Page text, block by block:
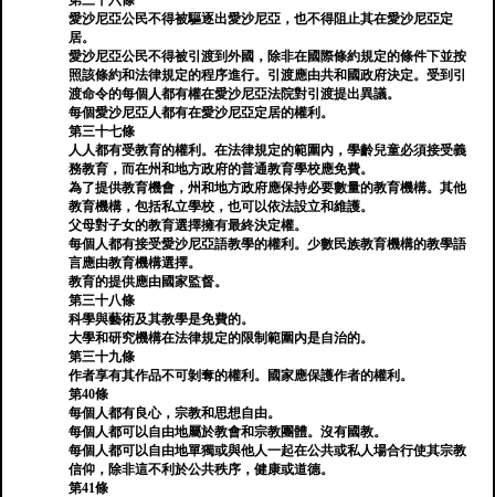
愛沙尼亞公民不得被驅逐出愛沙尼亞，也不得阻止其在愛沙尼亞定
居。
愛沙尼亞公民不得被引渡到外國，除非在國際條約規定的條件下並按
照該條約和法律規定的程序進行。引渡應由共和國政府決定。受到引
渡命令的每個人都有權在愛沙尼亞法院對引渡提出異議。
每個愛沙尼亞人都有在愛沙尼亞定居的權利。
第三十七條
人人都有受教育的權利。在法律規定的範圍內，學齡兒童必須接受義
務教育，而在州和地方政府的普通教育學校應免費。
為了提供教育機會，州和地方政府應保持必要數量的教育機構。其他
教育機構，包括私立學校，也可以依法設立和維護。
父母對子女的教育選擇擁有最終決定權。
每個人都有接受愛沙尼亞語教學的權利。少數民族教育機構的教學語
言應由教育機構選擇。
教育的提供應由國家監督。
第三十八條
科學與藝術及其教學是免費的。
大學和研究機構在法律規定的限制範圍內是自治的。
第三十九條
作者享有其作品不可剝奪的權利。國家應保護作者的權利。
第40條
每個人都有良心，宗教和思想自由。
每個人都可以自由地屬於教會和宗教團體。沒有國教。
每個人都可以自由地單獨或與他人一起在公共或私人場合行使其宗教
信仰，除非這不利於公共秩序，健康或道德。
第41條